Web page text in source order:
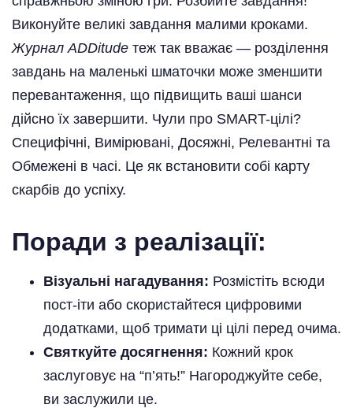
Виконуйте великі завдання малими кроками.
Журнал ADDitude теж так вважає — розділення
завдань на маленькі шматочки може зменшити
перевантаження, що підвищить ваші шанси
дійсно їх завершити. Чули про SMART-цілі?
Специфічні, Вимірювані, Досяжні, Релевантні та
Обмежені в часі. Це як встановити собі карту
скарбів до успіху.
Поради з реалізації:
Візуальні нагадування: Розмістіть всюди
пост-іти або скористайтеся цифровими
додатками, щоб тримати ці цілі перед очима.
Святкуйте досягнення: Кожний крок
заслуговує на “п’ять!” Нагороджуйте себе,
ви заслужили це.